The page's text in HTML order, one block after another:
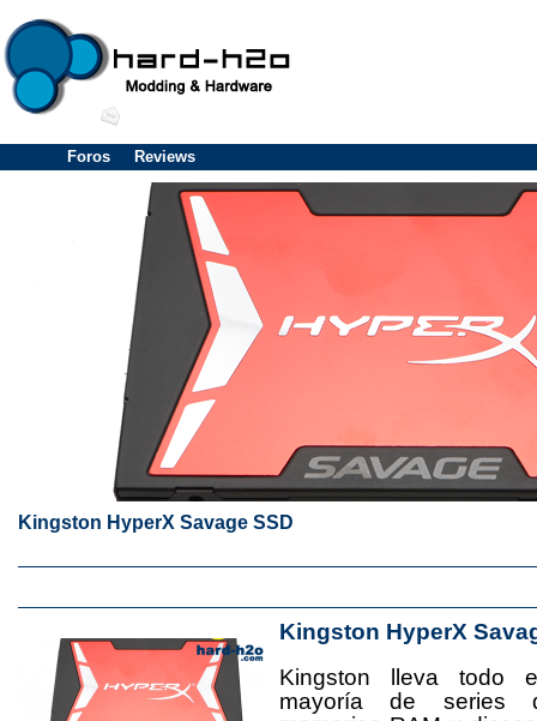
Foros Reviews
Kingston HyperX Savage SSD
Kingston HyperX
Kingston lleva todo
mayoría de series